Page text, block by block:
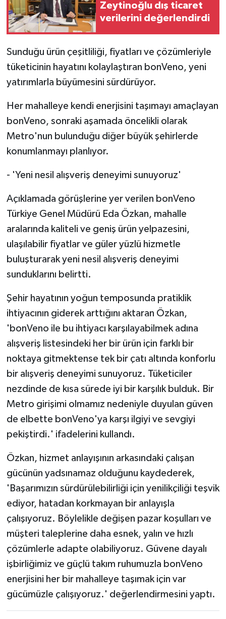
Zeytinoğlu dış ticaret
verilerini değerlendirdi
Sunduğu ürün çeşitliliği, fiyatları ve çözümleriyle
tüketicinin hayatını kolaylaştıran bonVeno, yeni
yatırımlarla büyümesini sürdürüyor.
Her mahalleye kendi enerjisini taşımayı amaçlayan
bonVeno, sonraki aşamada öncelikli olarak
Metro'nun bulunduğu diğer büyük şehirlerde
konumlanmayı planlıyor.
- 'Yeni nesil alışveriş deneyimi sunuyoruz'
Açıklamada görüşlerine yer verilen bonVeno
Türkiye Genel Müdürü Eda Özkan, mahalle
aralarında kaliteli ve geniş ürün yelpazesini,
ulaşılabilir fiyatlar ve güler yüzlü hizmetle
buluşturarak yeni nesil alışveriş deneyimi
sunduklarını belirtti.
Şehir hayatının yoğun temposunda pratiklik
ihtiyacının giderek arttığını aktaran Özkan,
'bonVeno ile bu ihtiyacı karşılayabilmek adına
alışveriş listesindeki her bir ürün için farklı bir
noktaya gitmektense tek bir çatı altında konforlu
bir alışveriş deneyimi sunuyoruz. Tüketiciler
nezdinde de kısa sürede iyi bir karşılık bulduk. Bir
Metro girişimi olmamız nedeniyle duyulan güven
de elbette bonVeno'ya karşı ilgiyi ve sevgiyi
pekiştirdi.' ifadelerini kullandı.
Özkan, hizmet anlayışının arkasındaki çalışan
gücünün yadsınamaz olduğunu kaydederek,
'Başarımızın sürdürülebilirliği için yenilikçiliği teşvik
ediyor, hatadan korkmayan bir anlayışla
çalışıyoruz. Böylelikle değişen pazar koşulları ve
müşteri taleplerine daha esnek, yalın ve hızlı
çözümlerle adapte olabiliyoruz. Güvene dayalı
işbirliğimiz ve güçlü takım ruhumuzla bonVeno
enerjisini her bir mahalleye taşımak için var
gücümüzle çalışıyoruz.' değerlendirmesini yaptı.